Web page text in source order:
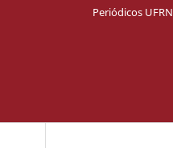
Periódicos UFRN